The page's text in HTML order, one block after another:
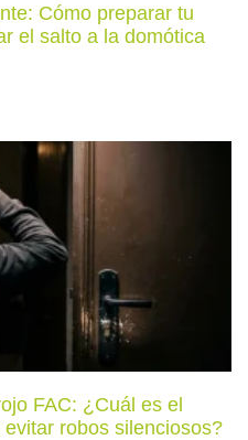
Cómo preparar tu
el salto a la domótica
FAC: ¿Cuál es el
robos silenciosos?